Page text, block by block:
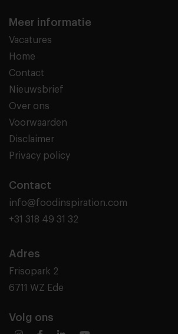
Meer informatie
Vacatures
Home
Contact
Nieuwsbrief
Over ons
Voorwaarden
Disclaimer
Privacy policy
Contact
info@foodinspiration.com
+31 318 49 31 32
Adres
Frisopark 2
6711 WZ Ede
Volg ons